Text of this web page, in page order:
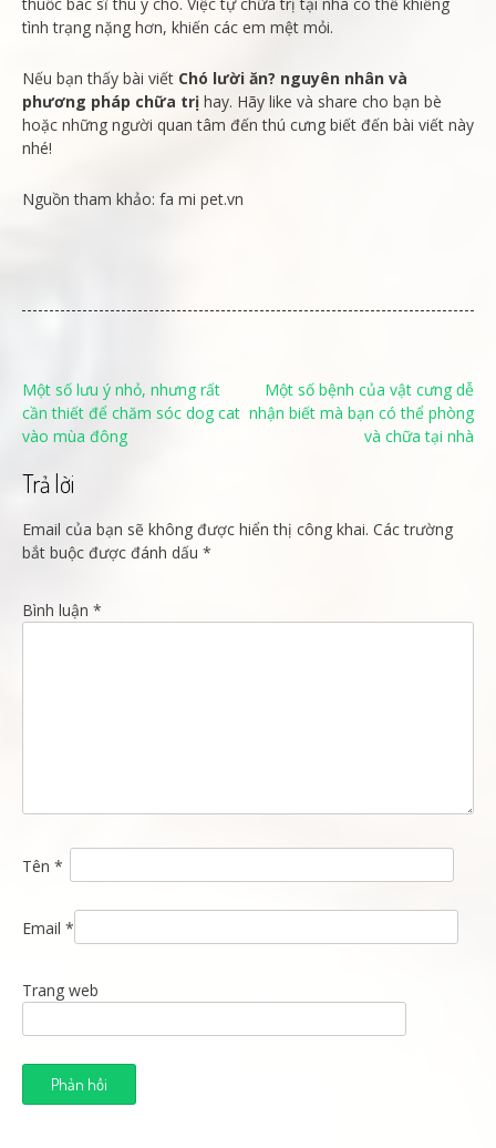
thuốc bác sĩ thú y cho. Việc tự chữa trị tại nhà có thể khiếng
tình trạng nặng hơn, khiến các em mệt mỏi.
Nếu bạn thấy bài viết Chó lười ăn? nguyên nhân và
phương pháp chữa trị hay. Hãy like và share cho bạn bè
hoặc những người quan tâm đến thú cưng biết đến bài viết này
nhé!
Nguồn tham khảo: fa mi pet.vn
Điều
hướng
bài
viết
Một số lưu ý nhỏ, nhưng rất
cần thiết để chăm sóc dog cat
vào mùa đông
Một số bệnh của vật cưng dễ
nhận biết mà bạn có thể phòng
và chữa tại nhà
Trả lời
Email của bạn sẽ không được hiển thị công khai. Các trường
bắt buộc được đánh dấu *
Bình luận *
Tên *
Email *
Trang web